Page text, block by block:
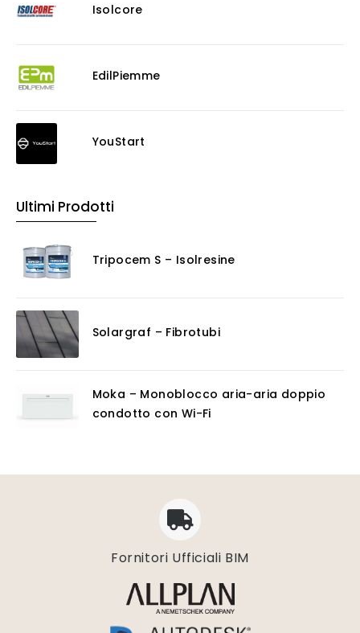
Isolcore
EdilPiemme
YouStart
Ultimi Prodotti
Tripocem S – Isolresine
Solargraf – Fibrotubi
Moka – Monoblocco aria-aria doppio
condotto con Wi-Fi
Fornitori Ufficiali BIM